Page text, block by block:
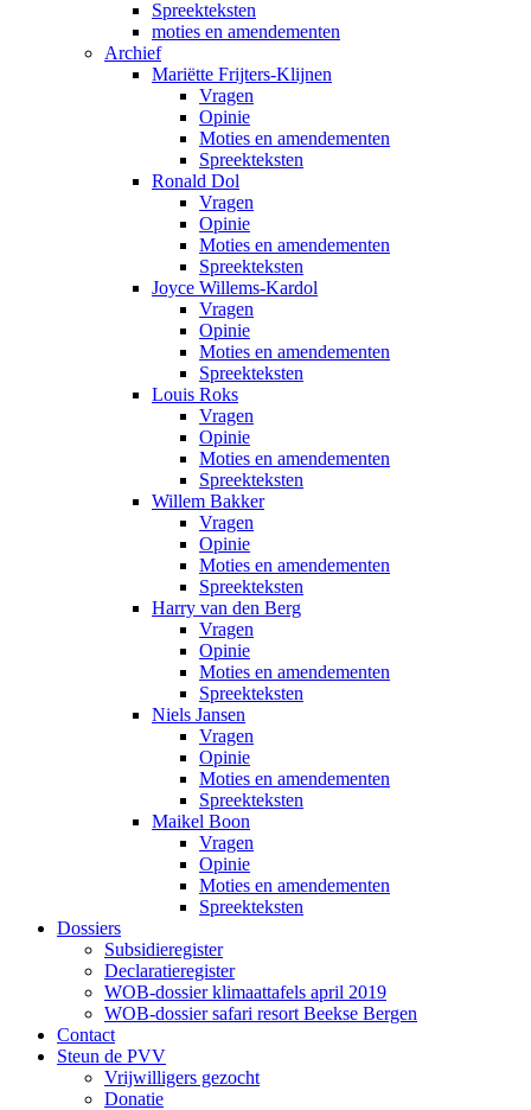
Spreekteksten
moties en amendementen
Archief
Mariëtte Frijters-Klijnen
Vragen
Opinie
Moties en amendementen
Spreekteksten
Ronald Dol
Vragen
Opinie
Moties en amendementen
Spreekteksten
Joyce Willems-Kardol
Vragen
Opinie
Moties en amendementen
Spreekteksten
Louis Roks
Vragen
Opinie
Moties en amendementen
Spreekteksten
Willem Bakker
Vragen
Opinie
Moties en amendementen
Spreekteksten
Harry van den Berg
Vragen
Opinie
Moties en amendementen
Spreekteksten
Niels Jansen
Vragen
Opinie
Moties en amendementen
Spreekteksten
Maikel Boon
Vragen
Opinie
Moties en amendementen
Spreekteksten
Dossiers
Subsidieregister
Declaratieregister
WOB-dossier klimaattafels april 2019
WOB-dossier safari resort Beekse Bergen
Contact
Steun de PVV
Vrijwilligers gezocht
Donatie